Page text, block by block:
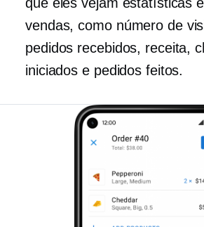
vendas, como número de
pedidos recebidos, receita,
iniciados e pedidos feitos.